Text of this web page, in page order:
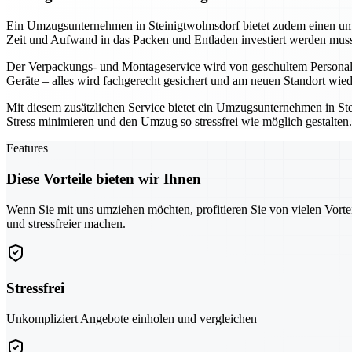
Ein Umzugsunternehmen in Steinigtwolmsdorf bietet zudem einen
Zeit und Aufwand in das Packen und Entladen investiert werden
Der Verpackungs- und Montageservice wird von geschultem
Geräte – alles wird fachgerecht gesichert und am neuen Standort
Mit diesem zusätzlichen Service bietet ein Umzugsunternehmen in
Stress minimieren und den Umzug so stressfrei wie möglich
Features
Diese Vorteile bieten wir Ihnen
Wenn Sie mit uns umziehen möchten, profitieren Sie von vielen
und stressfreier machen.
Stressfrei
Unkompliziert Angebote einholen und vergleichen